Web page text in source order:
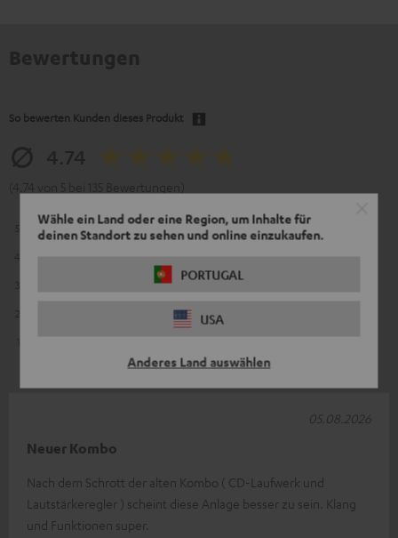
Wähle ein Land oder eine Region, um Inhalte für
deinen Standort zu sehen und online einzukaufen.
PORTUGAL
USA
Anderes Land auswählen
So bewerten Kunden dieses Produkt
106
2
Neuer Kombo
Nach dem Schrott der alten Kombo ( CD-Laufwerk und
Lautstärkeregler ) scheint diese Anlage besser zu sein. Klang
und Funktionen super.
05.08.2026